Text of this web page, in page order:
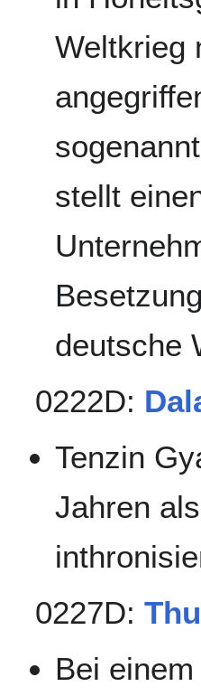
Weltkrieg
stellt
deutsche
0222D:
Tenzin
Jahren
0227D:
Bei